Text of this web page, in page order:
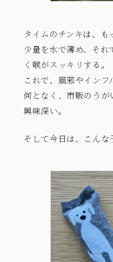
タイムのチンキは、も
少量を水で薄め、そ
く喉がスッキリする。
これで、風邪やインフ
何となく、市販のうが
興味深い。
そして今日は、こんな